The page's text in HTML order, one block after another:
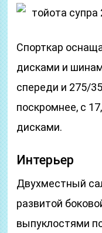
тойота супра
Спорткар
дисками и
спереди и 275/
поскромнее, с
дисками.
Интерьер
Двухместный
развитой
выпуклостями